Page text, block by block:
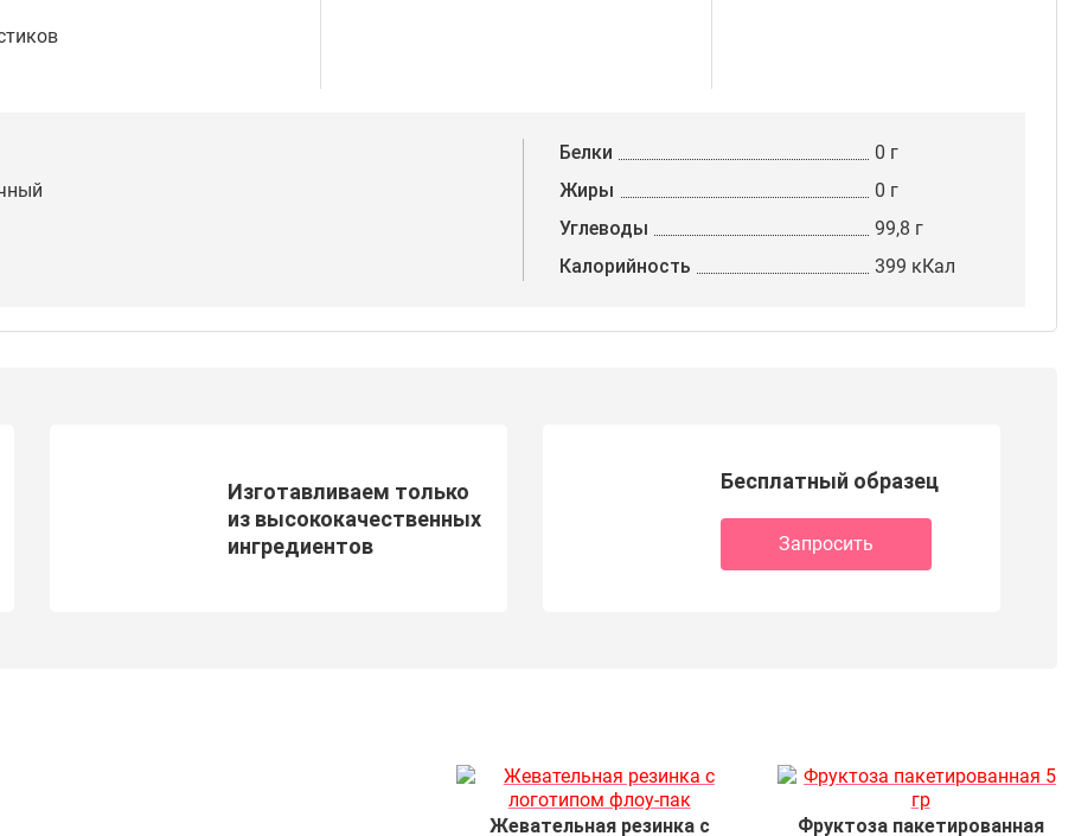
Белки
0 г
Жиры
0 г
Углеводы
99,8 г
Калорийность
399 кКал
Изготавливаем только
из высококачественных
ингредиентов
Бесплатный образец
Запросить
Жевательная резинка с
Фруктоза пакетированная